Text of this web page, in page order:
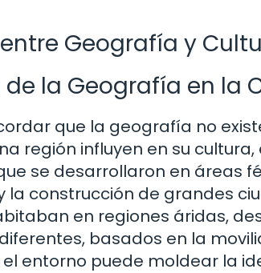
Geografía y
de la Geografía en la
que la geografía no
región influyen en su
se desarrollaron en áreas
la construcción de grandes
en regiones áridas,
basados en la
entorno puede moldear la